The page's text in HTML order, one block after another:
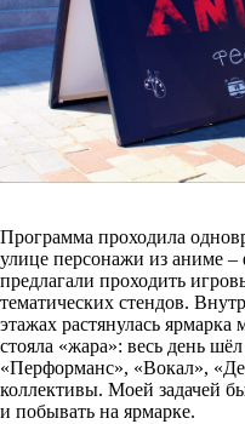
Программа проходила
улице персонажи из аниме –
предлагали проходить
тематических стендов.
этажах растянулась
стояла «жара»: весь день
«Перформанс», «Вокал»,
коллективы. Моей задачей
и побывать на ярмарке.